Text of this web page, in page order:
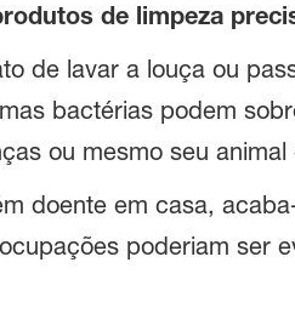
de limpeza
de lavar a louça ou
bactérias podem
ou mesmo seu animal
doente em casa,
poderiam ser